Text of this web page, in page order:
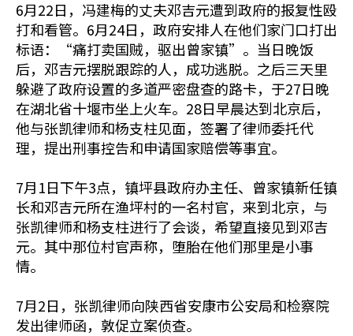
6月22日，冯建梅的丈夫邓吉元遭到政府的报复性殴
打和看管。6月24日，政府安排人在他们家门口打出
标语：“痛打卖国贼，驱出曾家镇”。当日晚饭
后，邓吉元摆脱跟踪的人，成功逃脱。之后三天里
躲避了政府设置的多道严密盘查的路卡，于27日晚
在湖北省十堰市坐上火车。28日早晨达到北京后，
他与张凯律师和杨支柱见面，签署了律师委托代
理，提出刑事控告和申请国家赔偿等事宜。
7月1日下午3点，镇坪县政府办主任、曾家镇新任镇
长和邓吉元所在渔坪村的一名村官，来到北京，与
张凯律师和杨支柱进行了会谈，希望直接见到邓吉
元。其中那位村官声称，堕胎在他们那里是小事
情。
7月2日，张凯律师向陕西省安康市公安局和检察院
发出律师函，敦促立案侦查。